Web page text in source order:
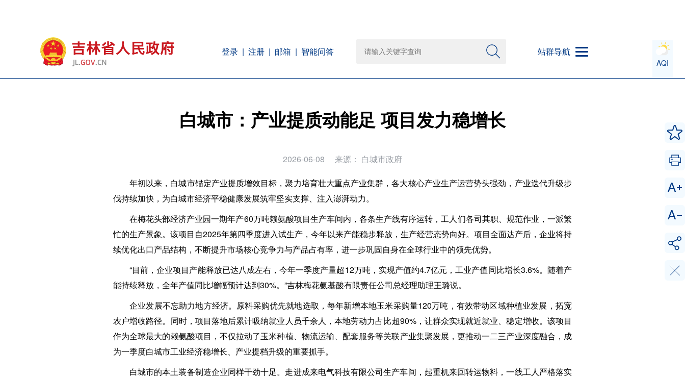
登录 注册 邮箱 智能问答 站群导航
AQI
白城市：产业提质动能足 项目发力稳增长
2026-06-08 来源： 白城市政府
年初以来，白城市锚定产业提质增效目标，聚力培育壮大重点产业集群，各大核心产业生产运营势头强劲，产业迭代升级步
伐持续加快，为白城市经济平稳健康发展筑牢坚实支撑、注入澎湃动力。
在梅花头部经济产业园一期年产60万吨赖氨酸项目生产车间内，各条生产线有序运转，工人们各司其职、规范作业，一派繁
忙的生产景象。该项目自2025年第四季度进入试生产，今年以来产能稳步释放，生产经营态势向好。项目全面达产后，企业将持
续优化出口产品结构，不断提升市场核心竞争力与产品占有率，进一步巩固自身在全球行业中的领先优势。
“目前，企业项目产能释放已达八成左右，今年一季度产量超12万吨，实现产值约4.7亿元，工业产值同比增长3.6%。随着产
能持续释放，全年产值同比增幅预计达到30%。”吉林梅花氨基酸有限责任公司总经理助理王璐说。
企业发展不忘助力地方经济。原料采购优先就地选取，每年新增本地玉米采购量120万吨，有效带动区域种植业发展，拓宽
农户增收路径。同时，项目落地后累计吸纳就业人员千余人，本地劳动力占比超90%，让群众实现就近就业、稳定增收。该项目
作为全球最大的赖氨酸项目，不仅拉动了玉米种植、物流运输、配套服务等关联产业集聚发展，更推动一二三产业深度融合，成
为一季度白城市工业经济稳增长、产业提档升级的重要抓手。
白城市的本土装备制造企业同样干劲十足。走进成来电气科技有限公司生产车间，起重机来回转运物料，一线工人严格落实